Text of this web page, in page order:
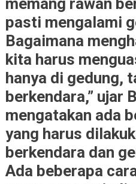
memang rawan
pasti mengalami
Bagaimana
kita harus
hanya di gedung,
berkendara,” ujar
mengatakan ada
yang harus
berkendara dan
Ada beberapa